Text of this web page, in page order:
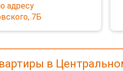
адресу
7Б
в